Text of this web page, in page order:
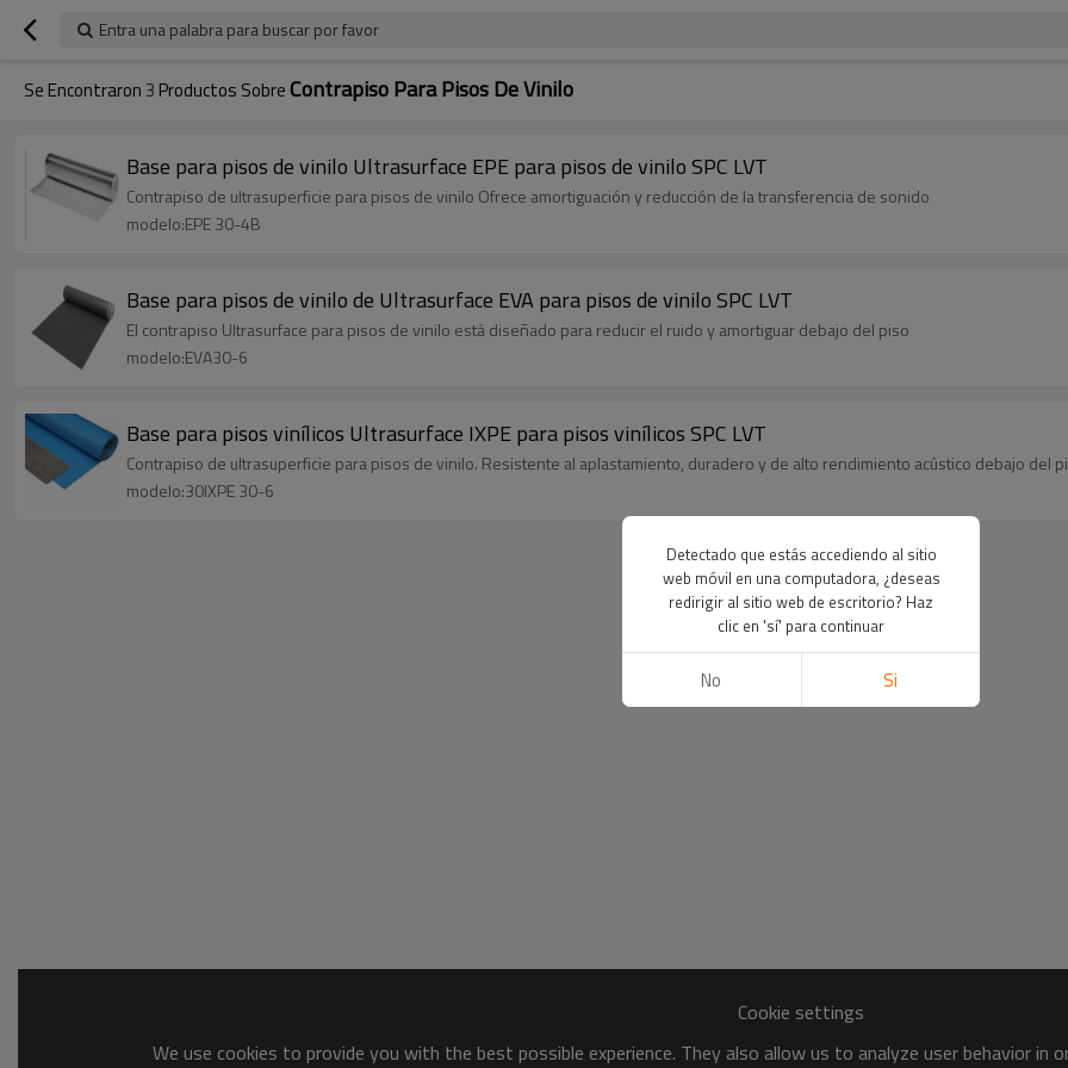
Entra una palabra para buscar por favor
Se Encontraron3 Productos SobreContrapiso Para Pisos De Vinilo
Base para pisos de vinilo Ultrasurface EPE para pisos de vinilo SPC LVT
Contrapiso de ultrasuperficie para pisos de vinilo Ofrece amortiguación y reducción de la transferencia de sonido
modelo:EPE 30-4B
Base para pisos de vinilo de Ultrasurface EVA para pisos de vinilo SPC LVT
El contrapiso Ultrasurface para pisos de vinilo está diseñado para reducir el ruido y amortiguar debajo del piso
modelo:EVA30-6
Base para pisos vinílicos Ultrasurface IXPE para pisos vinílicos SPC LVT
Contrapiso de ultrasuperficie para pisos de vinilo. Resistente al aplastamiento, duradero y de alto rendimiento acústico debajo del
modelo:30IXPE 30-6
Cookie settings
We use cookies to provide you with the best possible experience. They also allow us to analyze user behavior
Detectado que estás accediendo al sitio
web móvil en una computadora, ¿deseas
redirigir al sitio web de escritorio? Haz
clic en 'sí' para continuar
No Si